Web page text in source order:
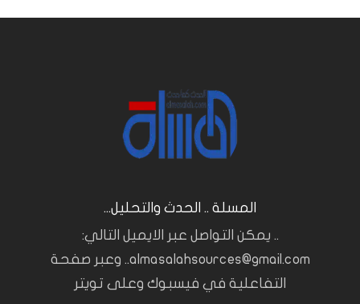
المسلة .. الحدث والتحليل...
.. يمكن التواصل عبر الايميل التالي:
almasalahsources@gmail.com.. وعبر صفحة
التفاعلية في فيسبوك وعلى تويتر